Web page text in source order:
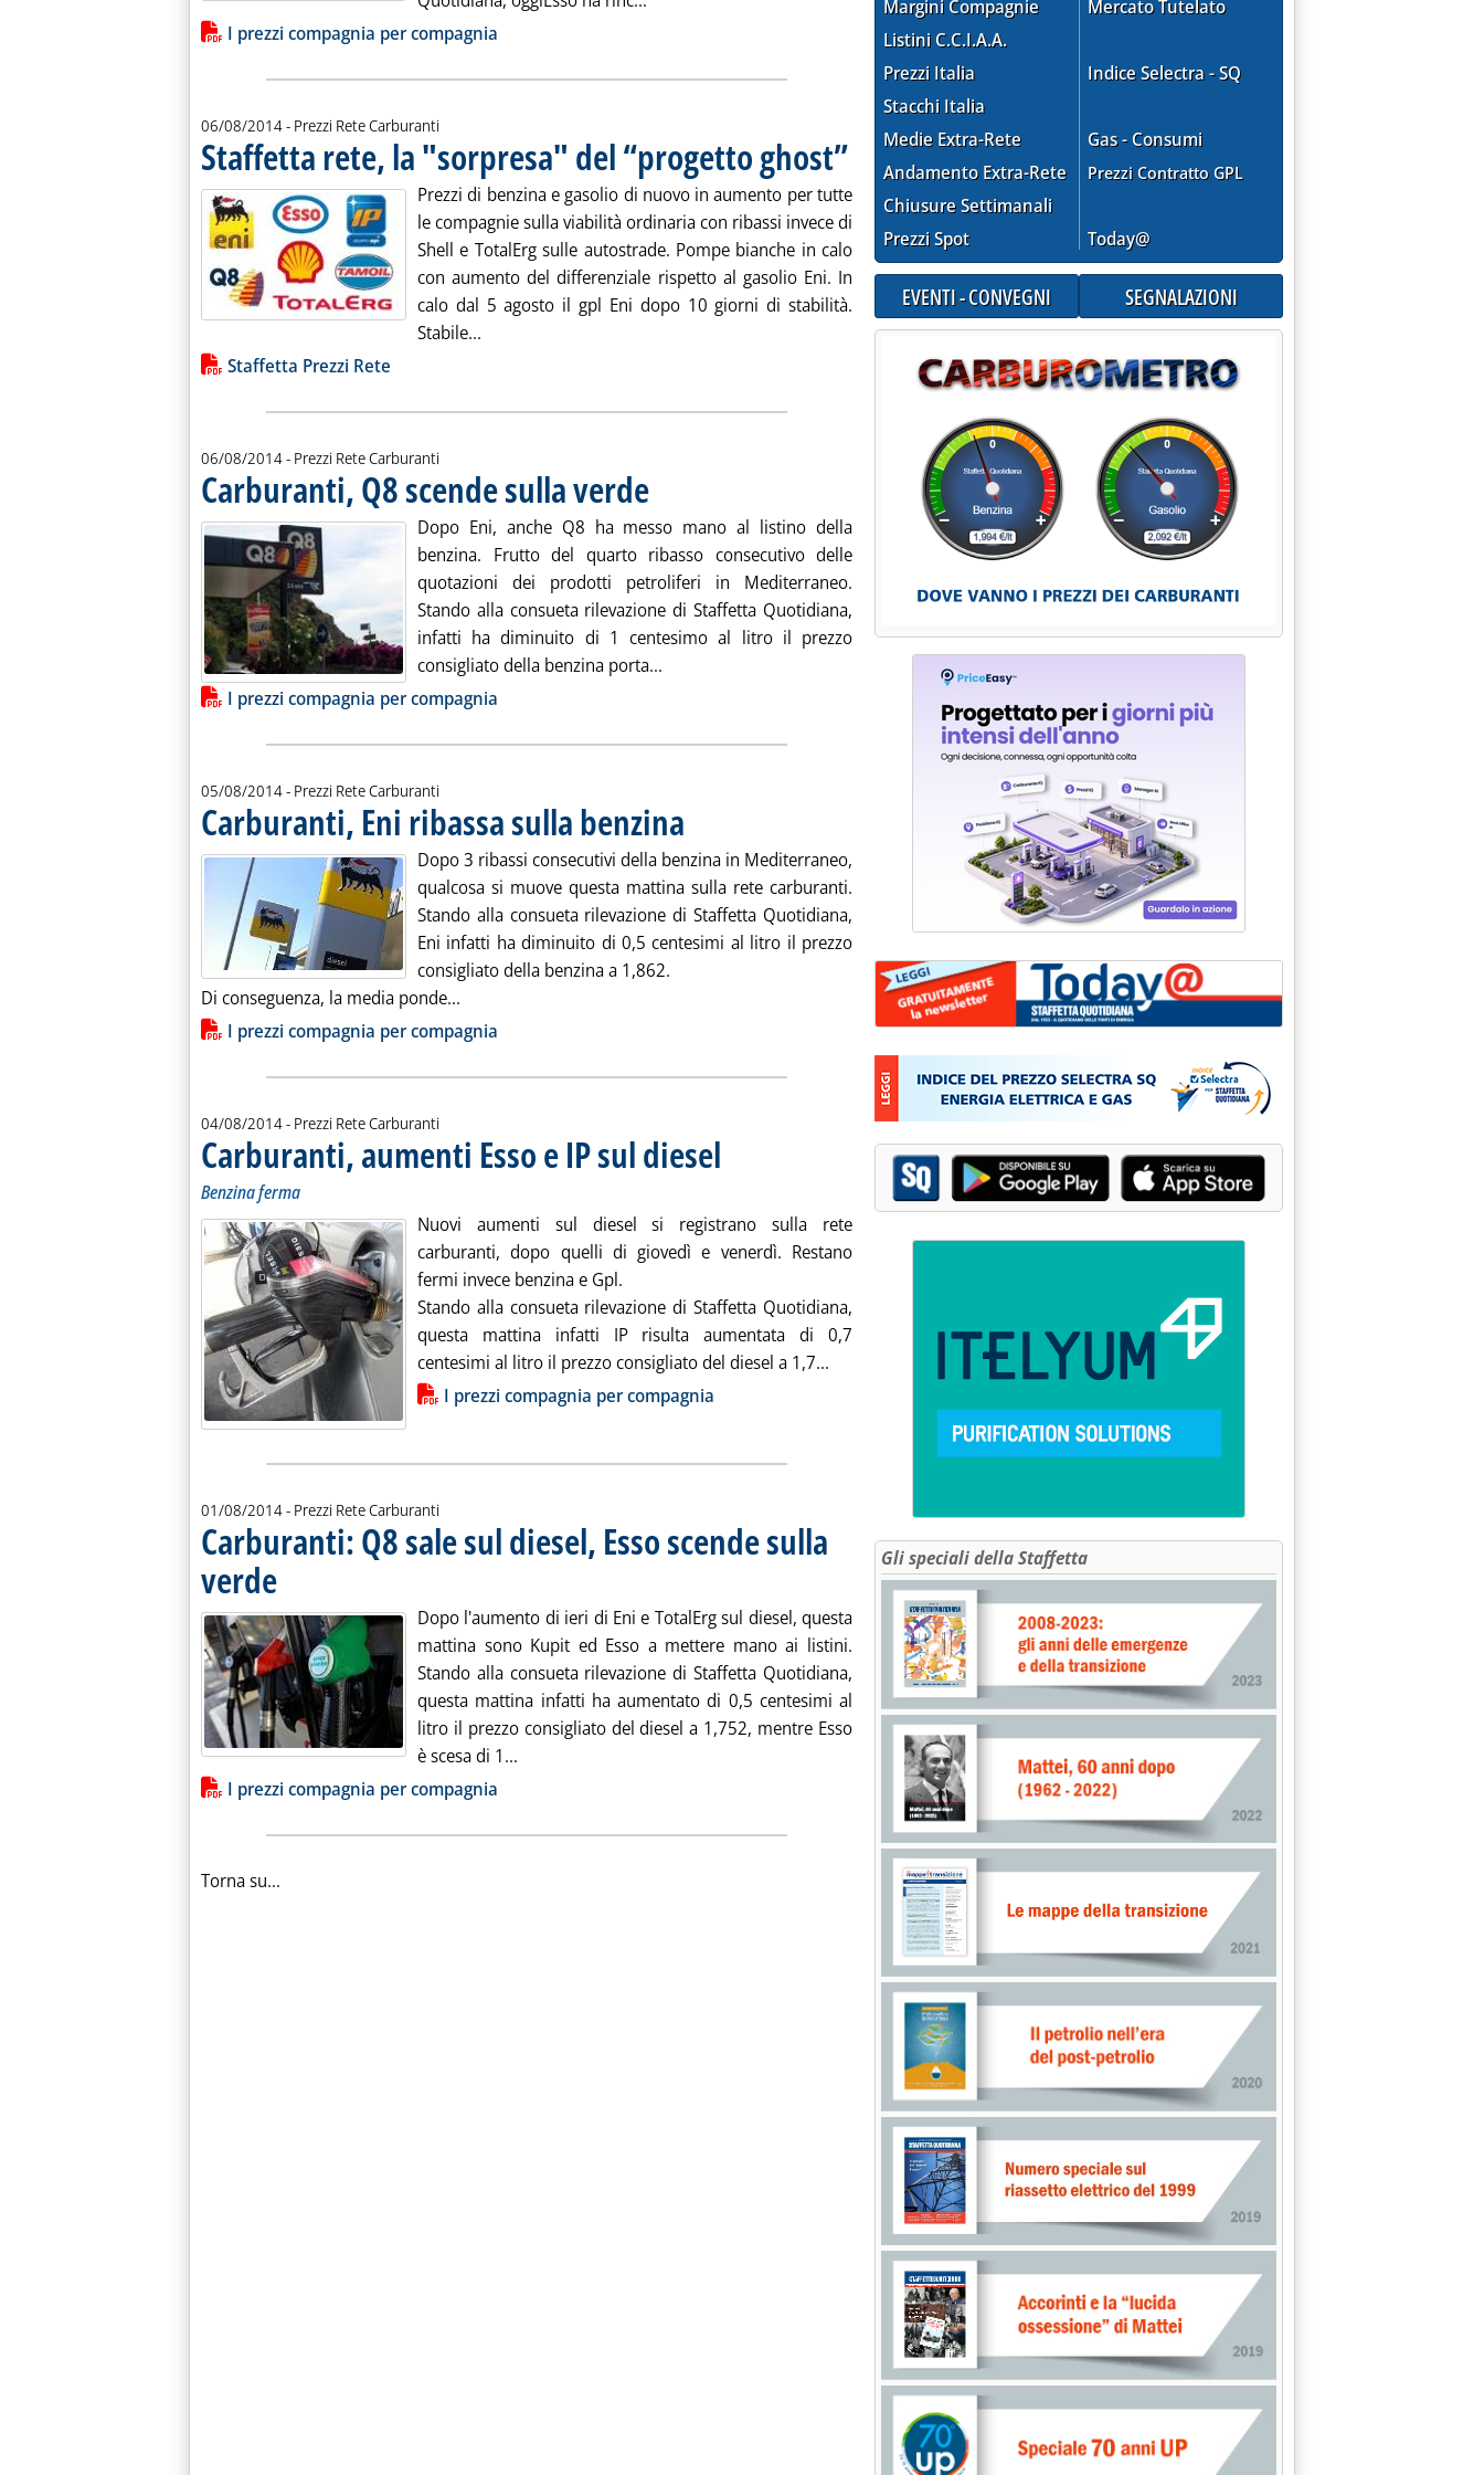
Lista allegati PDF alla notizia
I prezzi compagnia per compagnia
06/08/2014- Prezzi Rete Carburanti
Staffetta rete, la "sorpresa" del “progetto ghost”. Pubblicata mercoledì 06 agosto 2014 alle 15.30.
Prezzi di benzina e gasolio di nuovo in aumento per tutte
le compagnie sulla viabilità ordinaria con ribassi invece di
Shell e TotalErg sulle autostrade. Pompe bianche in calo
con aumento del differenziale rispetto al gasolio Eni. In
calo dal 5 agosto il gpl Eni dopo 10 giorni di stabilità.
Stabile... Leggi tutta la notizia: 'Staffetta rete, la "sorpresa" del “progetto ghost” '
Lista allegati PDF alla notizia
Staffetta Prezzi Rete
06/08/2014- Prezzi Rete Carburanti
Carburanti, Q8 scende sulla verde
Dopo Eni, anche Q8 ha messo mano al listino della
benzina. Frutto del quarto ribasso consecutivo delle
quotazioni dei prodotti petroliferi in Mediterraneo.
Stando alla consueta rilevazione di Staffetta Quotidiana,
infatti ha diminuito di 1 centesimo al litro il prezzo
consigliato della benzina porta... Leggi tutta la notizia: 'Carburanti, Q8 scende sulla verde'
Lista allegati PDF alla notizia
I prezzi compagnia per compagnia
05/08/2014- Prezzi Rete Carburanti
Carburanti, Eni ribassa sulla benzina
Dopo 3 ribassi consecutivi della benzina in Mediterraneo,
qualcosa si muove questa mattina sulla rete carburanti.
Stando alla consueta rilevazione di Staffetta Quotidiana,
Eni infatti ha diminuito di 0,5 centesimi al litro il prezzo
consigliato della benzina a 1,862.
Di conseguenza, la media ponde... Leggi tutta la notizia: 'Carburanti, Eni ribassa sulla benzina '
Lista allegati PDF alla notizia
I prezzi compagnia per compagnia
04/08/2014- Prezzi Rete Carburanti
Carburanti, aumenti Esso e IP sul diesel . Pubblicata lunedì 04 agosto 2014 alle 9.42.
Benzina ferma
Nuovi aumenti sul diesel si registrano sulla rete
carburanti, dopo quelli di giovedì e venerdì. Restano
fermi invece benzina e Gpl.
Stando alla consueta rilevazione di Staffetta Quotidiana,
questa mattina infatti IP risulta aumentata di 0,7
centesimi al litro il prezzo consigliato del diesel a 1,7... Leggi tutta la notizia: 'Carburanti, aumenti Esso e IP sul diesel'
Lista allegati PDF alla notiziaI prezzi compagnia per compagnia
01/08/2014- Prezzi Rete Carburanti
Carburanti: Q8 sale sul diesel, Esso scende sulla
verde
Dopo l'aumento di ieri di Eni e TotalErg sul diesel, questa
mattina sono Kupit ed Esso a mettere mano ai listini.
Stando alla consueta rilevazione di Staffetta Quotidiana,
questa mattina infatti ha aumentato di 0,5 centesimi al
litro il prezzo consigliato del diesel a 1,752, mentre Esso
è scesa di 1... Leggi tutta la notizia: 'Carburanti: Q8 sale sul diesel, Esso scende sulla verde'
Lista allegati PDF alla notizia
I prezzi compagnia per compagnia
Torna su...
Margini Compagnie
Listini C.C.I.A.A.
Prezzi Italia
Stacchi Italia
Medie Extra-Rete
Andamento Extra-Rete
Chiusure Settimanali
Prezzi Spot
Mercato Tutelato
Indice Selectra - SQ
Gas - Consumi
Prezzi Contratto GPL
Today@
EVENTI - CONVEGNI SEGNALAZIONI
Gli speciali della Staffetta